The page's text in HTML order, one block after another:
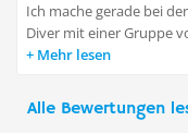
Ich mache gerade bei
Diver mit einer Gruppe
Mehr lesen
Alle Bewertungen